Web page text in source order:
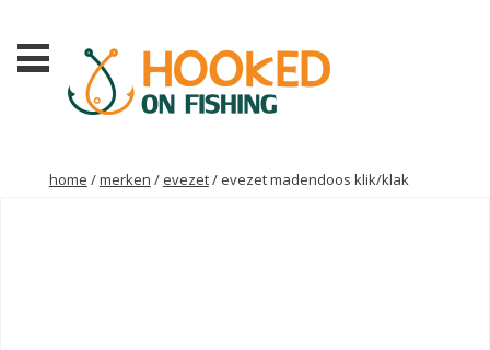
home /merken / evezet/ evezet madendoos klik/klak